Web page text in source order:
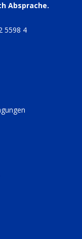
Absprache.
5598 4